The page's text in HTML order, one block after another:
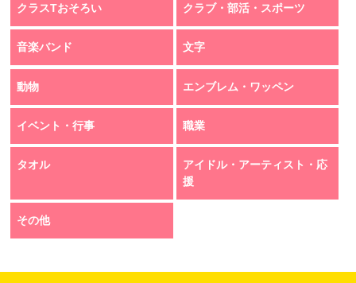
クラスTおそろい クラブ・部活・スポーツ
音楽バンド 文字
動物 エンブレム・ワッペン
イベント・行事 職業
タオル
アイドル・アーティスト・応
援
その他